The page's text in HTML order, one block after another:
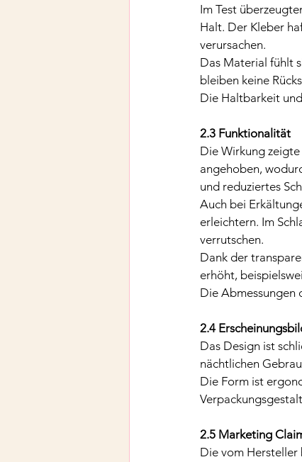
Im Test
Halt. Der Kleber
verursachen.
Das Material fühlt
bleiben keine
Die Haltbarkeit
2.3 Funktionalität
Die Wirkung
angehoben,
und reduziertes
Auch bei
erleichtern. Im
verrutschen.
Dank der
erhöht,
Die Abmessungen
2.4
Das Design ist
nächtlichen
Die Form ist
2.5 Marketing
Die vom Hersteller